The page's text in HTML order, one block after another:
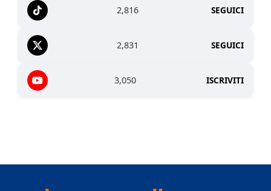
2,816 SEGUICI
2,831 SEGUICI
3,050 ISCRIVITI